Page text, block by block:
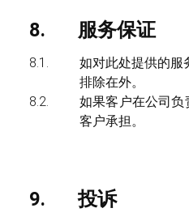
服务保证
如对此处提供的服
排除在外。
如果客户在公司
客户承担。
投诉